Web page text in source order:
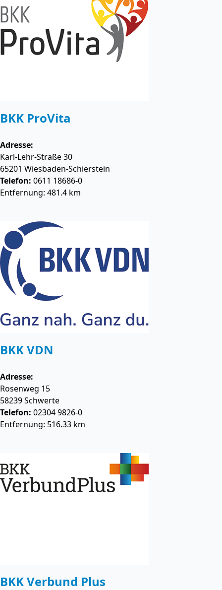
BKK ProVita
Adresse:
Karl-Lehr-Straße 30
65201 Wiesbaden-Schierstein
Telefon: 0611 18686-0
Entfernung: 481.4 km
BKK VDN
Adresse:
Rosenweg 15
58239Schwerte
Telefon: 02304 9826-0
Entfernung: 516.33 km
BKK Verbund Plus